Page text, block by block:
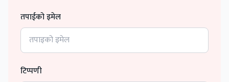
तपाईको इमेल
टिप्पणी